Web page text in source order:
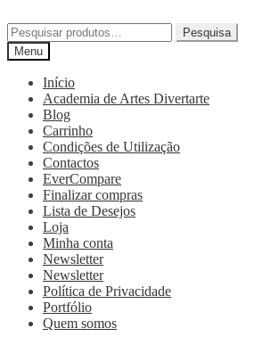
Pesquisa
Menu
Início
Academia de Artes Divertarte
Blog
Carrinho
Condições de Utilização
Contactos
EverCompare
Finalizar compras
Lista de Desejos
Loja
Minha conta
Newsletter
Newsletter
Política de Privacidade
Portfólio
Quem somos